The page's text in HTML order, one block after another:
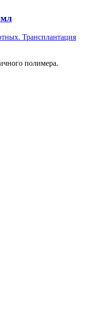
Трансплантация
полимера.